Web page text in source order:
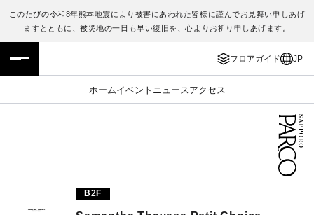
このたびの令和8年熊本地震により被害にあわれた皆様に謹んでお見舞い申しあげ
ますとともに、被災地の一日も早い復旧を、心よりお祈り申しあげます。
フロアガイド JP
ホームイベント ニュース アクセス
フロアガイド
施設案内・アクセス
TAX FREE
ENGLISH
繁体字
日本語
B2F